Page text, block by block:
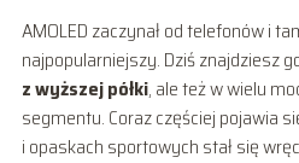
AMOLED zaczynał od telefonów i
najpopularniejszy. Dziś znajdziesz
z wyższej półki, ale też w wielu
segmentu. Coraz częściej pojawia
i opaskach sportowych stał się